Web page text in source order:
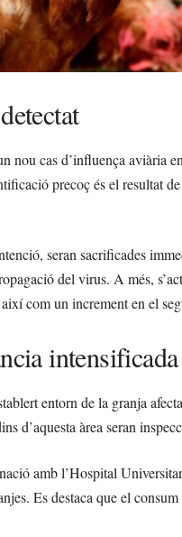
nou cas d’influença aviària
precoç és el resultat
seran sacrificades
del virus. A més,
com un increment en el
intensificada
entorn de la granja
d’aquesta àrea seran
amb l’Hospital
Es destaca que el